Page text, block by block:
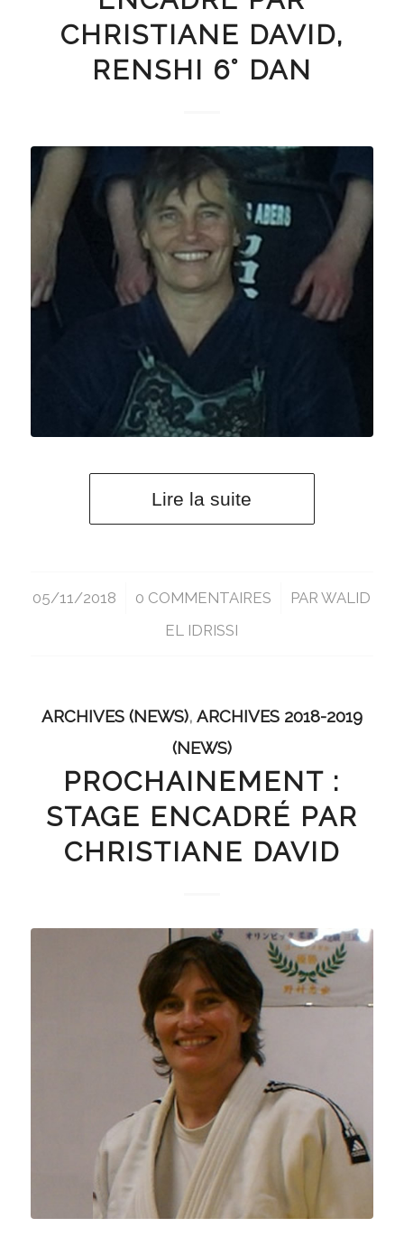
CHRISTIANE DAVID,
RENSHI 6° DAN
Lire la suite
05/11/2018
/ 0 COMMENTAIRES
/ PARWALID
EL IDRISSI
ARCHIVES (NEWS), ARCHIVES 2018-2019
(NEWS)
PROCHAINEMENT :
STAGE ENCADRÉ PAR
CHRISTIANE DAVID